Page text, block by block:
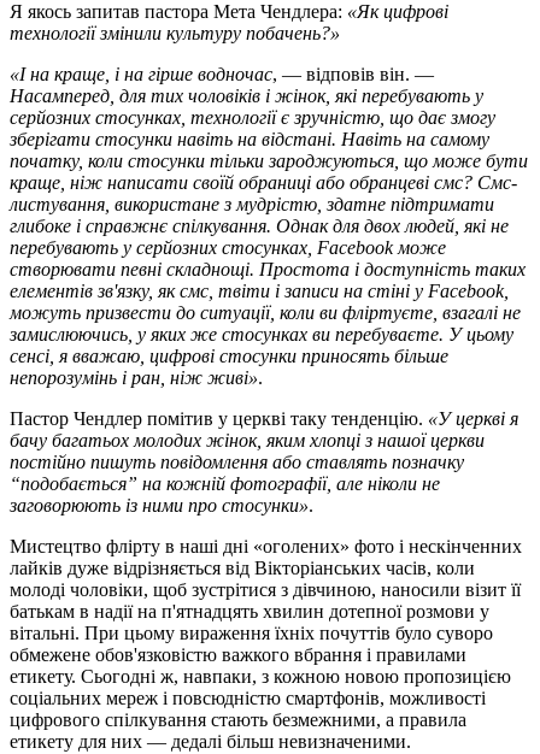
Я якось запитав пастора Мета Чендлера: «Як цифрові
технології змінили культуру побачень?»
«І на краще, і на гірше водночас, — відповів він. —
Насамперед, для тих чоловіків і жінок, які перебувають у
серйозних стосунках, технології є зручністю, що дає змогу
зберігати стосунки навіть на відстані. Навіть на самому
початку, коли стосунки тільки зароджуються, що може бути
краще, ніж написати своїй обраниці або обранцеві смс? Смс-
листування, використане з мудрістю, здатне підтримати
глибоке і справжнє спілкування. Однак для двох людей, які не
перебувають у серйозних стосунках, Facebook може
створювати певні складнощі. Простота і доступність таких
елементів зв'язку, як смс, твіти і записи на стіні у Facebook,
можуть призвести до ситуації, коли ви фліртуєте, взагалі не
замислюючись, у яких же стосунках ви перебуваєте. У цьому
сенсі, я вважаю, цифрові стосунки приносять більше
непорозумінь і ран, ніж живі».
Пастор Чендлер помітив у церкві таку тенденцію. «У церкві я
бачу багатьох молодих жінок, яким хлопці з нашої церкви
постійно пишуть повідомлення або ставлять позначку
“подобається” на кожній фотографії, але ніколи не
заговорюють із ними про стосунки».
Мистецтво флірту в наші дні «оголених» фото і нескінченних
лайків дуже відрізняється від Вікторіанських часів, коли
молоді чоловіки, щоб зустрітися з дівчиною, наносили візит її
батькам в надії на п'ятнадцять хвилин дотепної розмови у
вітальні. При цьому вираження їхніх почуттів було суворо
обмежене обов'язковістю важкого вбрання і правилами
етикету. Сьогодні ж, навпаки, з кожною новою пропозицією
соціальних мереж і повсюдністю смартфонів, можливості
цифрового спілкування стають безмежними, а правила
етикету для них — дедалі більш невизначеними.